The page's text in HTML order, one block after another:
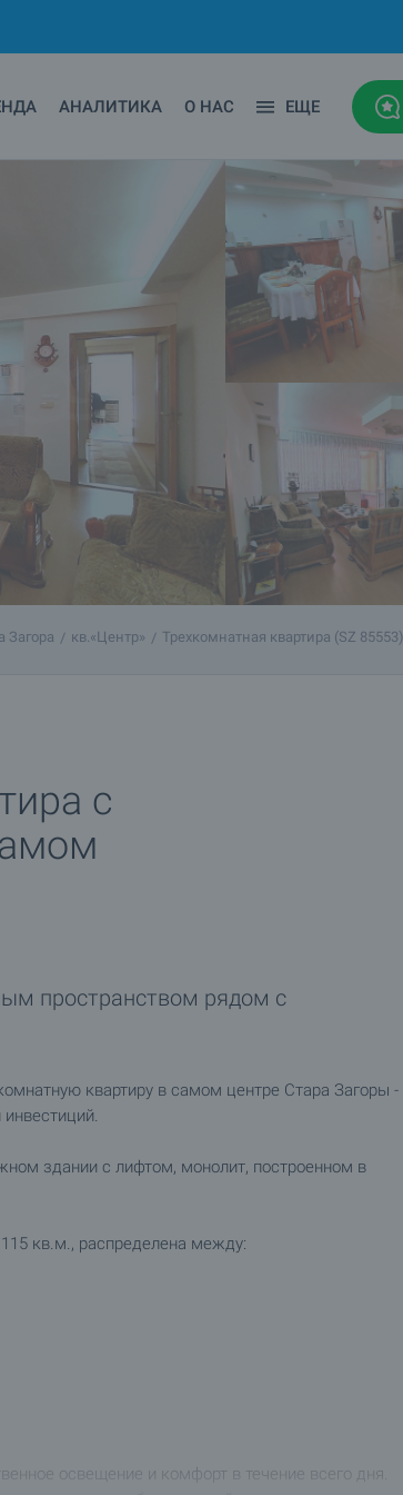
АНАЛИТИКА О НАС ЕЩЕ
Загора кв.«Центр» Трехкомнатная квартира (SZ 85553)
с
пространством рядом с
квартиру в самом центре Стара Загоры -
здании с лифтом, монолит, построенном в
кв.м., распределена между:
освещение и комфорт в течение всего дня.